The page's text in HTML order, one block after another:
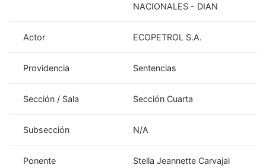
NACIONALES - DIAN
Actor ECOPETROL S.A.
Providencia Sentencias
Sección / Sala Sección Cuarta
Subsección N/A
Ponente
Stella Jeannette Carvajal